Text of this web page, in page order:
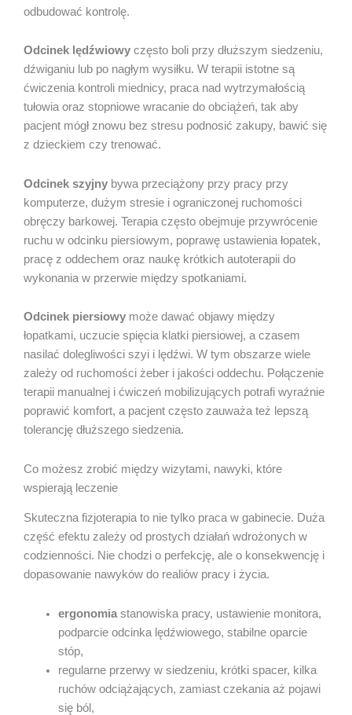
odbudować kontrolę.
Odcinek lędźwiowy często boli przy dłuższym siedzeniu,
dźwiganiu lub po nagłym wysiłku. W terapii istotne są
ćwiczenia kontroli miednicy, praca nad wytrzymałością
tułowia oraz stopniowe wracanie do obciążeń, tak aby
pacjent mógł znowu bez stresu podnosić zakupy, bawić się
z dzieckiem czy trenować.
Odcinek szyjny bywa przeciążony przy pracy przy
komputerze, dużym stresie i ograniczonej ruchomości
obręczy barkowej. Terapia często obejmuje przywrócenie
ruchu w odcinku piersiowym, poprawę ustawienia łopatek,
pracę z oddechem oraz naukę krótkich autoterapii do
wykonania w przerwie między spotkaniami.
Odcinek piersiowy może dawać objawy między
łopatkami, uczucie spięcia klatki piersiowej, a czasem
nasilać dolegliwości szyi i lędźwi. W tym obszarze wiele
zależy od ruchomości żeber i jakości oddechu. Połączenie
terapii manualnej i ćwiczeń mobilizujących potrafi wyraźnie
poprawić komfort, a pacjent często zauważa też lepszą
tolerancję dłuższego siedzenia.
Co możesz zrobić między wizytami, nawyki, które
wspierają leczenie
Skuteczna fizjoterapia to nie tylko praca w gabinecie. Duża
część efektu zależy od prostych działań wdrożonych w
codzienności. Nie chodzi o perfekcję, ale o konsekwencję i
dopasowanie nawyków do realiów pracy i życia.
ergonomiastanowiska pracy, ustawienie monitora,
podparcie odcinka lędźwiowego, stabilne oparcie
stóp,
regularne przerwy w siedzeniu, krótki spacer, kilka
ruchów odciążających, zamiast czekania aż pojawi
się ból,